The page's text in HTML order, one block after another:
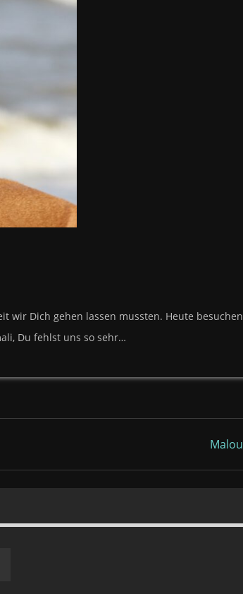
wir Dich gehen lassen mussten. Heute besuchen
Du fehlst uns so sehr…
Malou